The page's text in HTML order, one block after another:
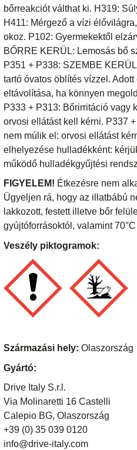
bőrreakciót válthat ki. H319:
H411: Mérgező a vízi
okoz. P102: Gyermekektől
BŐRRE KERÜL: Lemosás bő
P351 + P338: SZEMBE
tartó óvatos öblítés vízzel.
eltávolítása, ha könnyen
P333 + P313: Bőrirritáció vagy
orvosi ellátást kell kérni. P337
nem múlik el: orvosi ellátást
elhelyezése hulladékként:
működő hulladékgyűjtési
FIGYELEM! Étkezésre nem
Ügyeljen rá, hogy az illatbábú
lakkozott, festett illetve bőr
gyújtóforrásoktól, valamint
Veszély piktogramok:
Származási hely: Olaszország
Gyártó:
Drive Italy S.r.l.
Via Molinaretti 16 Castelli
Calepio BG, Olaszország
+39 (0) 35 039 0120
info@drive-italy.com